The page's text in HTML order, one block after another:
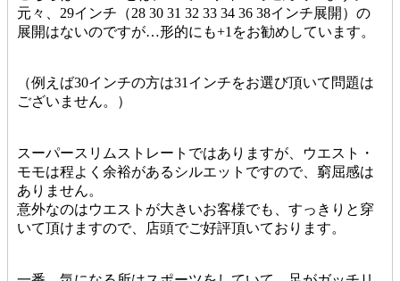
元々、29インチ（28 30 31 32 33 34 36 38インチ展開）の
展開はないのですが…形的にも+1をお勧めしています。
（例えば30インチの方は31インチをお選び頂いて問題は
ございません。）
スーパースリムストレートではありますが、ウエスト・
モモは程よく余裕があるシルエットですので、窮屈感は
ありません。
意外なのはウエストが大きいお客様でも、すっきりと穿
いて頂けますので、店頭でご好評頂いております。